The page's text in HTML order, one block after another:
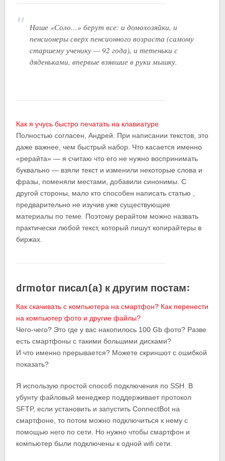
Наше «Соло…» берут все: и домохозяйки, и
пенсионеры сверх пенсионного возраста (самому
старшему ученику — 92 года), и тетеньки с
дяденьками, впервые взявшие в руки мышку.
Как я учусь быстро печатать на клавиатуре
Полностью согласен, Андрей. При написании текстов, это
даже важнее, чем быстрый набор. Что касается именно
«рерайта» — я считаю что его не нужно воспринимать
буквально — взяли текст и изменили некоторые слова и
фразы, поменяли местами, добавили синонимы. С
другой стороны, мало кто способен написать статью ,
предварительно не изучив уже существующие
материалы по теме. Поэтому рерайтом можно назвать
практически любой текст, который пишут копирайтеры в
биржах.
drmotor писал(а) к другим постам:
Как скачивать с компьютера на смартфон? Как перенести
на компьютер фото и другие файлы?
Чего-чего? Это где у вас накопилось 100 Gb фото? Разве
есть смартфоны с такими большими дисками?
И что именно прерывается? Можете скриншот с ошибкой
показать?
Я использую простой способ подключения по SSH. В
убунту файловый менеджер поддерживает протокол
SFTP, если установить и запустить ConnectBot на
смартфоне, то потом можно подключиться к нему с
помощью него по сети. Но нужно чтобы смартфон и
компьютер были подключены к одной wifi сети.